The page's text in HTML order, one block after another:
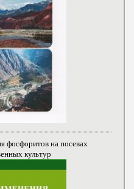
фосфоритов на посевах
культур